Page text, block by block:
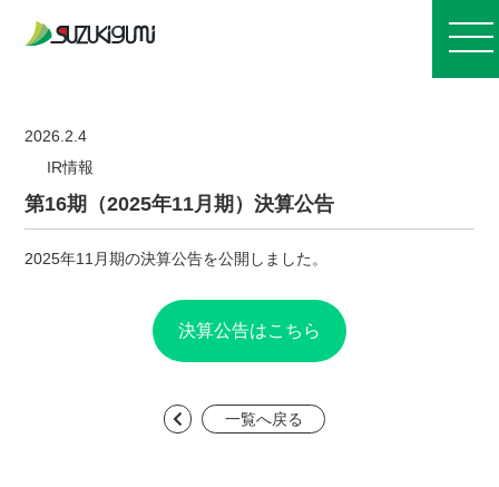
お知らせ
会社案内
事業紹介
2026.2.4
IR情報
第16期（2025年11月期）決算公告
2025年11月期の決算公告を公開しました。
決算公告はこちら
一覧へ戻る